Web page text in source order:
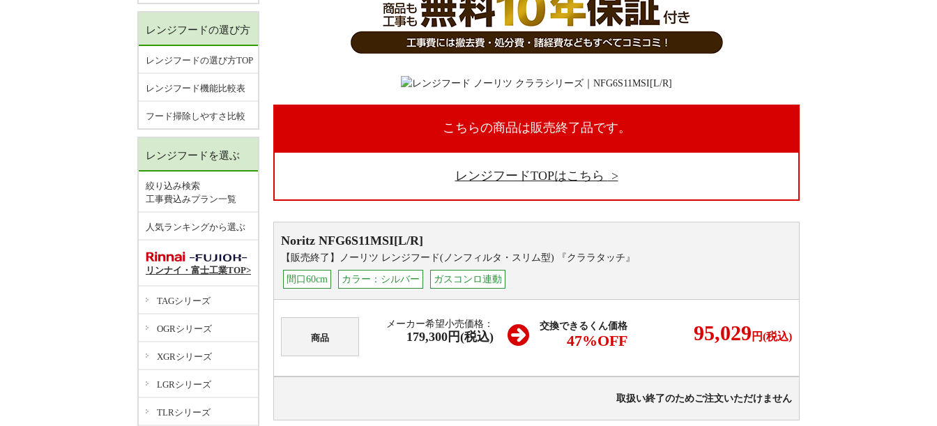
こちらの商品は販売終了品です。
レンジフードTOPはこちら
Noritz NFG6S11MSI[L/R]
【販売終了】ノーリツ レンジフード(ノンフィルタ・スリム型) 『クララタッチ』
間口60cm カラー：シルバー ガスコンロ連動
商品
メーカー希望小売価格：
179,300円(税込)
交換できるくん価格
47%OFF 95,029 円(税込)
取扱い終了のためご注文いただけません
レンジフードの選び方
レンジフードの選び方TOP
レンジフード機能比較表
フード掃除しやすさ比較
レンジフードを選ぶ
絞り込み検索
工事費込みプラン一覧
人気ランキングから選ぶ
リンナイ・富士工業TOP>
TAGシリーズ
OGRシリーズ
XGRシリーズ
LGRシリーズ
TLRシリーズ